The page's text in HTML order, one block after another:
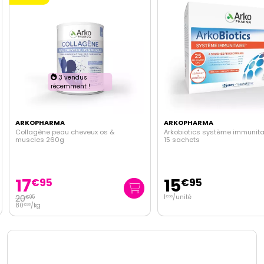
3 vendus
récemment !
ARKOPHARMA
Collagène peau cheveux os &
muscles 260g
17€95
20€95
80€58/kg
ARKOPHARMA
Arkobiotics système
15 sachets
15€95
1€06/unité